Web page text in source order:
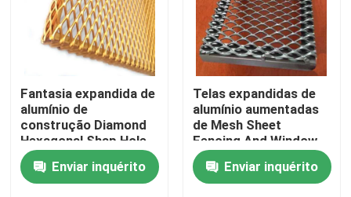
Casa
Produtos
Show de RV
Fantasia expandida de
alumínio de
construção Diamond
Hexagonal Shap Hole
líquido da decoração
da folha do teto do
revestimento da
Enviar inquérito
Telas expandidas de
alumínio aumentadas
de Mesh Sheet
Fencing And Window
1.5-4mm
Enviar inquérito